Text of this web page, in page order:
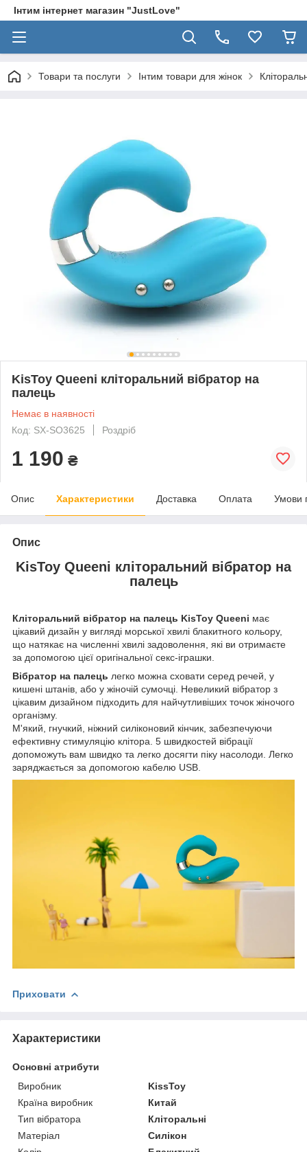
Інтим інтернет магазин "JustLove"
Товари та послуги Інтим товари для жінок
KisToy Queeni кліторальний вібратор на
палець
Немає в наявності
Код: SX-SO3625
Роздріб
1 190 ₴
Опис Характеристики Доставка Оплата Умови
Опис
KisToy Queeni кліторальний вібратор на
палець
Кліторальний вібратор на палець KisToy Queeni має
цікавий дизайн у вигляді морської хвилі блакитного кольору,
що натякає на численні хвилі задоволення, які ви отримаєте
за допомогою цієї оригінальної секс-іграшки.
Вібратор на палець легко можна сховати серед речей, у
кишені штанів, або у жіночій сумочці. Невеликий вібратор з
цікавим дизайном підходить для найчутливіших точок жіночого
організму.
М'який, гнучкий, ніжний силіконовий кінчик, забезпечуючи
ефективну стимуляцію клітора. 5 швидкостей вібрації
допоможуть вам швидко та легко досягти піку насолоди. Легко
заряджається за допомогою кабелю USB.
Приховати
Характеристики
Основні атрибути
Виробник
KissToy
Країна виробник
Китай
Тип вібратора
Кліторальні
Матеріал
Силікон